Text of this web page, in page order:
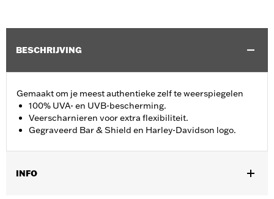
BESCHRIJVING
Gemaakt om je meest authentieke zelf te weerspiegelen
100% UVA- en UVB-bescherming.
Veerscharnieren voor extra flexibiliteit.
Gegraveerd Bar & Shield en Harley-Davidson logo.
INFO